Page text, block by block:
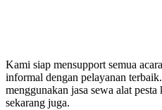
Kami siap mensupport semua
informal dengan pelayanan
menggunakan jasa sewa alat
sekarang juga.